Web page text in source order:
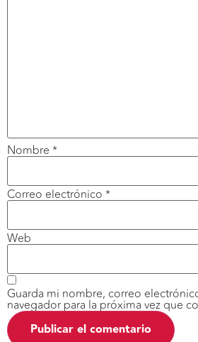
Nombre *
Correo electrónico *
Web
Guarda mi nombre, correo
navegador para la próxima vez que